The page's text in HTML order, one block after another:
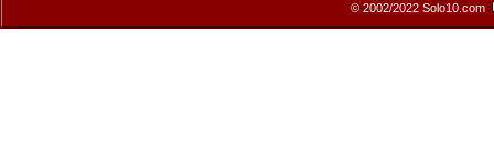
© 2002/2022 Solo10.com